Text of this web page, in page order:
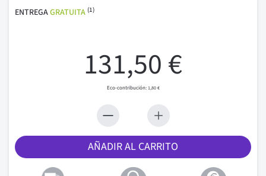
ENTREGAGRATUITA (1)
131,50 €
1,80 €
AÑADIR AL CARRITO